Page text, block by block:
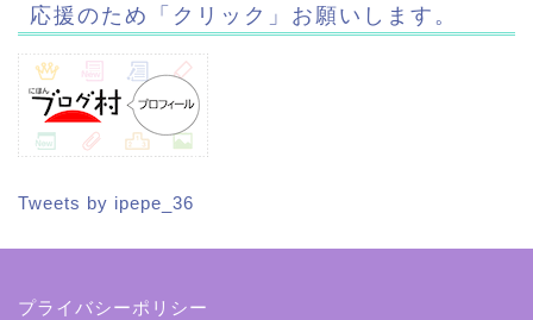
応援のため「クリック」お願いします。
Tweets by ipepe_36
プライバシーポリシー